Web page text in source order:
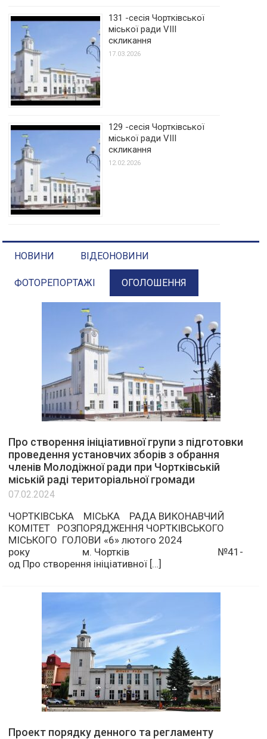
131 -сесія Чортківської
міської ради VIII
скликання
17.03.2026
129 -сесія Чортківської
міської ради VIII
скликання
12.02.2026
НОВИНИ ВІДЕОНОВИНИ
ФОТОРЕПОРТАЖІ ОГОЛОШЕННЯ
Про створення ініціативної групи з підготовки
проведення установчих зборів з обрання
членів Молодіжної ради при Чортківській
міській раді територіальної громади
07.02.2024
ЧОРТКІВСЬКА МІСЬКА РАДА ВИКОНАВЧИЙ
КОМІТЕТ РОЗПОРЯДЖЕННЯ ЧОРТКІВСЬКОГО
МІСЬКОГО ГОЛОВИ «6» лютого 2024
року м. Чортків №41-
од Про створення ініціативної […]
Проект порядку денного та регламенту